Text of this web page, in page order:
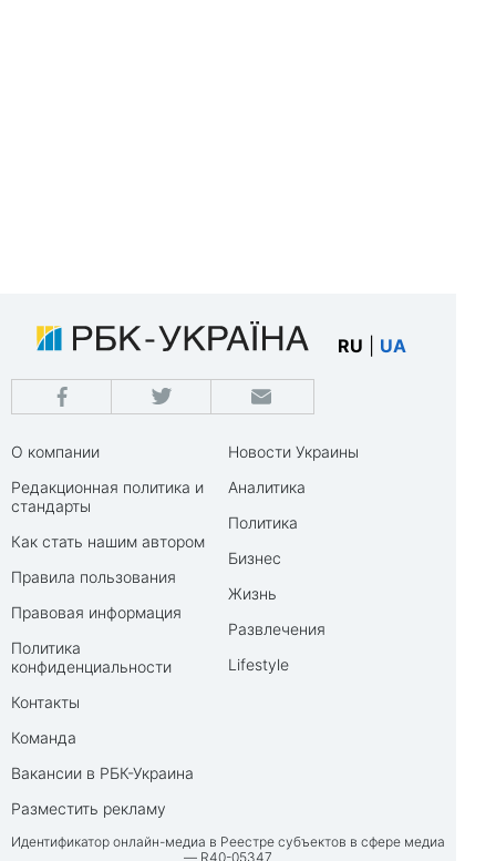
RU UA
О компании
Редакционная политика и
стандарты
Как стать нашим автором
Правила пользования
Правовая информация
Политика
конфиденциальности
Контакты
Команда
Вакансии в РБК-Украина
Разместить рекламу
Новости Украины
Аналитика
Политика
Бизнес
Жизнь
Развлечения
Lifestyle
Идентификатор онлайн-медиа в Реестре субъектов в сфере медиа
— R40-05347